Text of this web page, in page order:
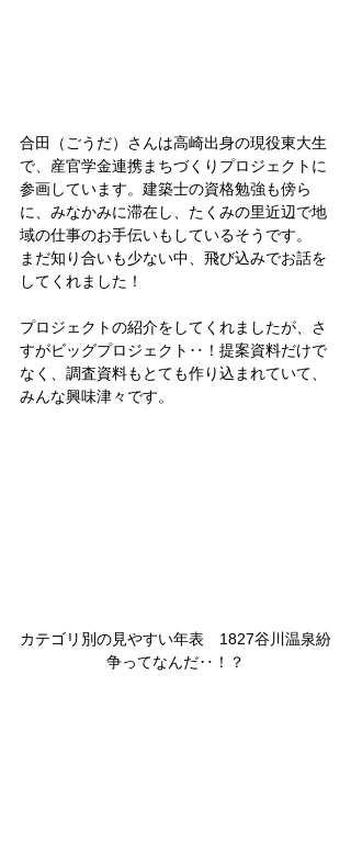
合田（ごうだ）さんは高崎出身の現役東大生
で、産官学金連携まちづくりプロジェクトに
参画しています。建築士の資格勉強も傍ら
に、みなかみに滞在し、たくみの里近辺で地
域の仕事のお手伝いもしているそうです。
まだ知り合いも少ない中、飛び込みでお話を
してくれました！
プロジェクトの紹介をしてくれましたが、さ
すがビッグプロジェクト‥！提案資料だけで
なく、調査資料もとても作り込まれていて、
みんな興味津々です。
カテゴリ別の見やすい年表　1827谷川温泉紛
争ってなんだ‥！？